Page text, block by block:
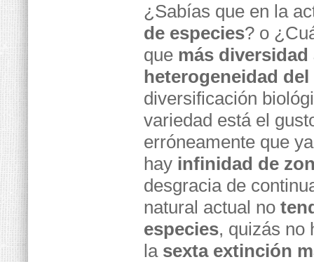
¿Sabías que en la
de especies? o
que más diversidad
heterogeneidad del
diversificación
variedad está el
erróneamente que
hay infinidad de
desgracia de
natural actual no
especies, quizás no
la sexta extinción